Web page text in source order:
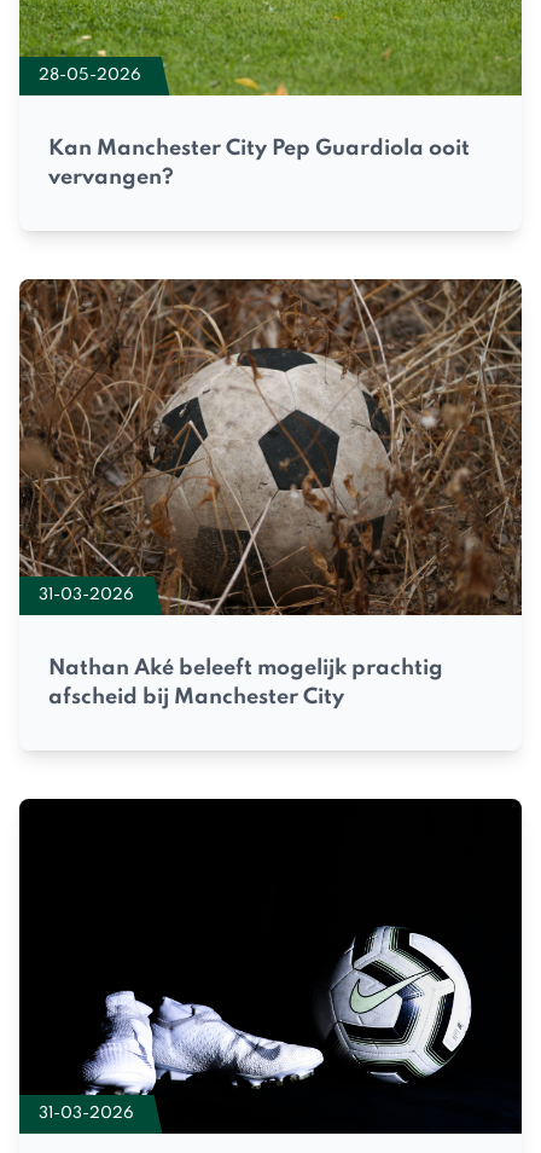
28-05-2026
Kan Manchester City Pep Guardiola ooit
vervangen?
31-03-2026
Nathan Aké beleeft mogelijk prachtig
afscheid bij Manchester City
31-03-2026